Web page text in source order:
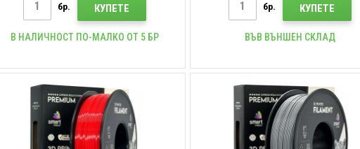
бр. КУПЕТЕ
В НАЛИЧНОСТ ПО-МАЛКО ОТ 5 БР
бр. КУПЕТЕ
ВЪВ ВЪНШЕН СКЛАД